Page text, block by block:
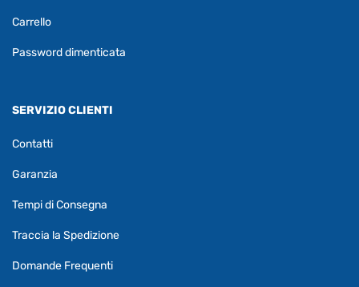
Carrello
Password dimenticata
SERVIZIO CLIENTI
Contatti
Garanzia
Tempi di Consegna
Traccia la Spedizione
Domande Frequenti